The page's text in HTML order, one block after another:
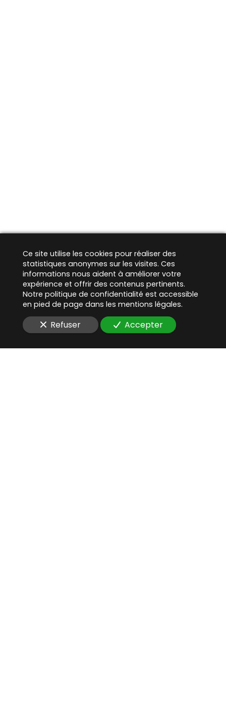
Ce site utilise les cookies pour réaliser des
statistiques anonymes sur les visites. Ces
informations nous aident à améliorer votre
expérience et offrir des contenus pertinents.
Notre politique de confidentialité est accessible
en pied de page dans les mentions légales.
Refuser Accepter